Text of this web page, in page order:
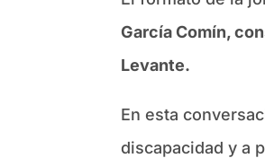
García Comín,
Levante.
En esta
discapacidad y a